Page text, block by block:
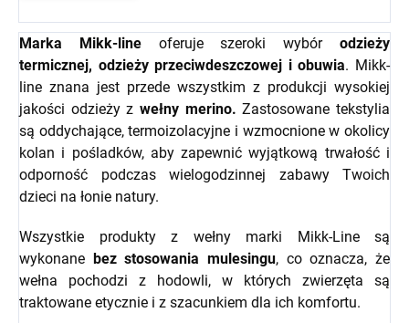
Marka Mikk-lineoferuje szeroki wybórodzieży
termicznej, odzieży przeciwdeszczowej i obuwia. Mikk-
line znana jest przede wszystkim z produkcji wysokiej
jakości odzieży z wełny merino. Zastosowane tekstylia
są oddychające, termoizolacyjne i wzmocnione w okolicy
kolan i pośladków, aby zapewnić wyjątkową trwałość i
odporność podczas wielogodzinnej zabawy Twoich
dzieci na łonie natury.
Wszystkie produkty z wełny marki Mikk-Line są
wykonane bez stosowania mulesingu, co oznacza, że
wełna pochodzi z hodowli, w których zwierzęta są
traktowane etycznie i z szacunkiem dla ich komfortu.